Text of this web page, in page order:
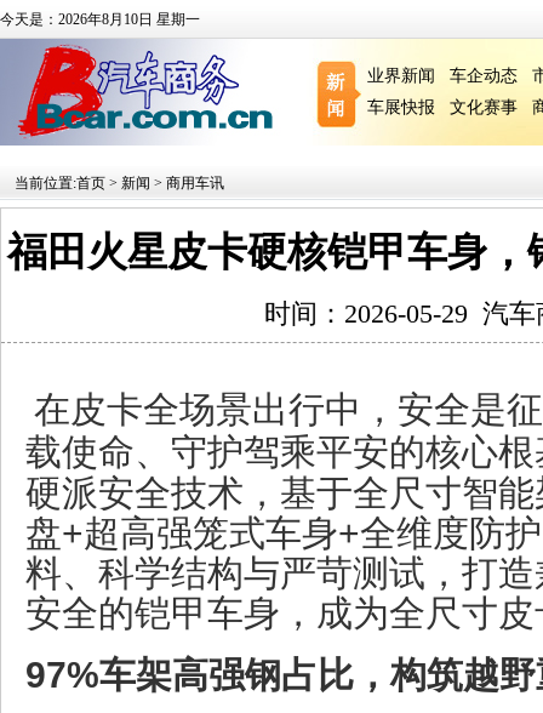
今天是：2026年8月10日 星期一
业界新闻 车企动态
车展快报
文化赛事
当前位置:首页 > 新闻 > 商用车讯
福田火星皮卡硬核铠甲车身
时间：2026-05-29 汽车
在皮卡全场景出行中，安全是
载使命、守护驾乘平安的核心
硬派安全技术，基于全尺寸智
盘+超高强笼式车身+全维度防
料、科学结构与严苛测试，打
安全的铠甲车身，成为全尺寸
97%车架高强钢占比，构筑越